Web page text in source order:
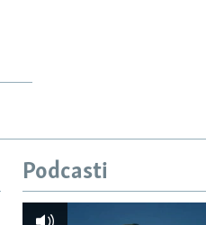
Podcasti